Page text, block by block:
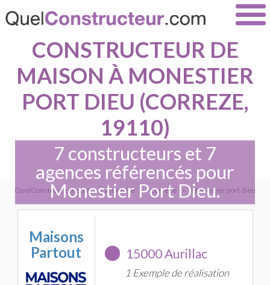
CONSTRUCTEUR DE
MAISON À MONESTIER
PORT DIEU (CORREZE,
19110)
7 constructeurs et 7
agences référencés pour
Monestier Port Dieu.
QuelConstructeur.com › Annuaire › Correze › Monestier port dieu
Maisons
Partout
15000 Aurillac
1 Exemple de réalisation